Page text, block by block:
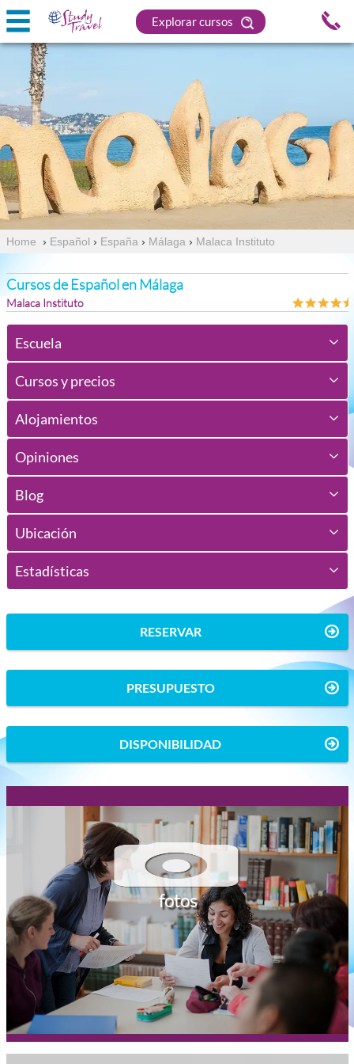
Explorar cursos
Home › Español › España › Málaga › Malaca Instituto
Cursos de Español en Málaga
Malaca Instituto
Escuela
Cursos y precios
Alojamientos
Opiniones
Blog
Ubicación
Estadísticas
RESERVAR
PRESUPUESTO
DISPONIBILIDAD
fotos